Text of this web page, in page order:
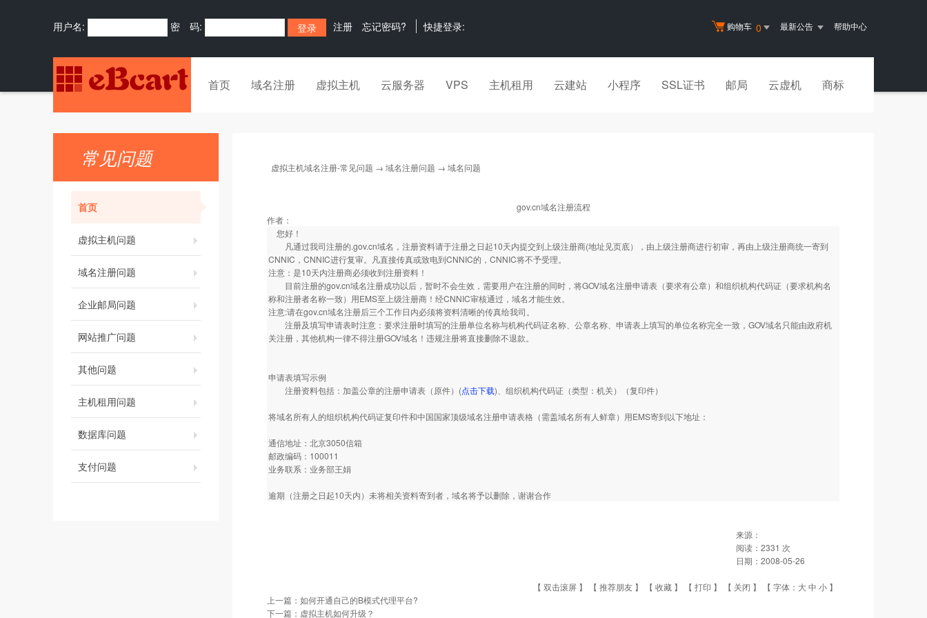
购物车 0 最新公告 帮助中心
用户名: 密 码: 注册 忘记密码? 快捷登录:
首页 域名注册 虚拟主机 云服务器 VPS 主机租用 云建站 小程序 SSL证书 邮局 云虚机 商标
常见问题
首页
虚拟主机问题
域名注册问题
企业邮局问题
网站推广问题
其他问题
主机租用问题
数据库问题
支付问题
虚拟主机域名注册-常见问题 → 域名注册问题 → 域名问题
gov.cn域名注册流程
作者：
您好！
凡通过我司注册的.gov.cn域名，注册资料请于注册之日起10天内提交到上级注册商(地址见页底），由上级注册商进行初审，再由上级注册商统一寄到
CNNIC，CNNIC进行复审。凡直接传真或致电到CNNIC的，CNNIC将不予受理。
注意：是10天内注册商必须收到注册资料！
目前注册的gov.cn域名注册成功以后，暂时不会生效，需要用户在注册的同时，将GOV域名注册申请表（要求有公章）和组织机构代码证（要求机构名
称和注册者名称一致）用EMS至上级注册商！经CNNIC审核通过，域名才能生效。
注意:请在gov.cn域名注册后三个工作日内必须将资料清晰的传真给我司。
注册及填写申请表时注意：要求注册时填写的注册单位名称与机构代码证名称、公章名称、申请表上填写的单位名称完全一致，GOV域名只能由政府机
关注册，其他机构一律不得注册GOV域名！违规注册将直接删除不退款。
申请表填写示例
注册资料包括：加盖公章的注册申请表（原件）(点击下载)、组织机构代码证（类型：机关）（复印件）
将域名所有人的组织机构代码证复印件和中国国家顶级域名注册申请表格（需盖域名所有人鲜章）用EMS寄到以下地址：
通信地址：北京3050信箱
邮政编码：100011
业务联系：业务部王娟
逾期（注册之日起10天内）未将相关资料寄到者，域名将予以删除，谢谢合作
来源：
阅读： 2331 次
日期： 2008-05-26
【 双击滚屏 】 【 推荐朋友 】 【 收藏 】 【 打印 】 【 关闭 】 【 字体： 大中 小 】
上一篇： 如何开通自己的B模式代理平台?
下一篇： 虚拟主机如何升级？